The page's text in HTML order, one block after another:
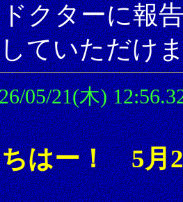
クターに報
ていただけ
05/21(木)
はー！ 5月